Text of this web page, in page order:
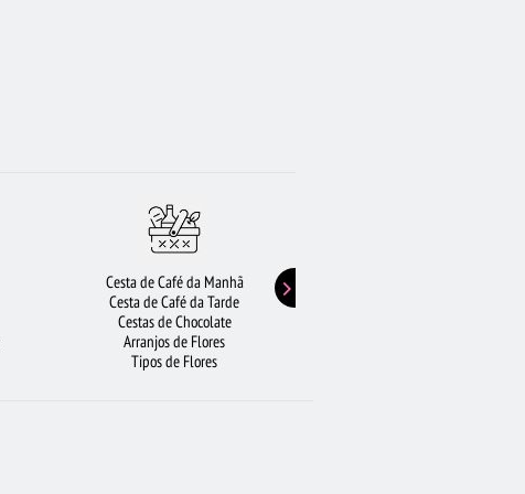
Cesta de Café da Manhã
Cesta de Café da Tarde
Cestas de Chocolate
Arranjos de Flores
Tipos de Flores